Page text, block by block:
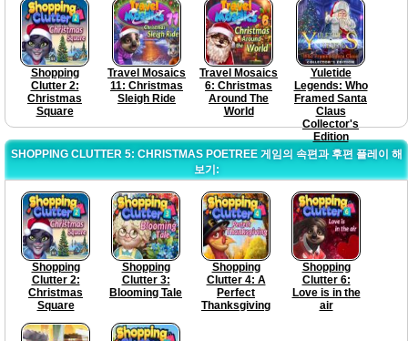
Shopping
Clutter 2:
Christmas
Square
Travel Mosaics
11: Christmas
Sleigh Ride
Travel Mosaics
6: Christmas
Around The
World
Yuletide
Legends: Who
Framed Santa
Claus
Collector's
Edition
SHOPPING CLUTTER 5: CHRISTMAS POETREE 게임의 속편과 후편 플레이 해
보기:
Shopping
Clutter 2:
Christmas
Square
Shopping
Clutter 3:
Blooming Tale
Shopping
Clutter 4: A
Perfect
Thanksgiving
Shopping
Clutter 6:
Love is in the
air